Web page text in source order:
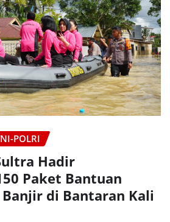
POLRI
Hadir
Paket Bantuan
di Bantaran Kali